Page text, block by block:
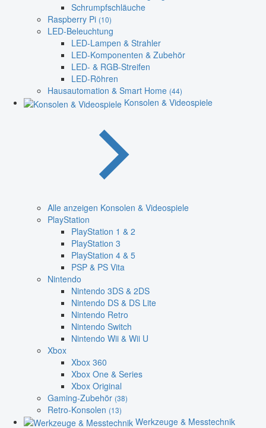
Schrumpfschläuche
Raspberry Pi (10)
LED-Beleuchtung
LED-Lampen & Strahler
LED-Komponenten & Zubehör
LED- & RGB-Streifen
LED-Röhren
Hausautomation & Smart Home (44)
Konsolen & Videospiele
Alle anzeigen Konsolen & Videospiele
PlayStation
PlayStation 1 & 2
PlayStation 3
PlayStation 4 & 5
PSP & PS Vita
Nintendo
Nintendo 3DS & 2DS
Nintendo DS & DS Lite
Nintendo Retro
Nintendo Switch
Nintendo Wii & Wii U
Xbox
Xbox 360
Xbox One & Series
Xbox Original
Gaming-Zubehör (38)
Retro-Konsolen (13)
Werkzeuge & Messtechnik